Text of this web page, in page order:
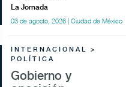
La Jornada
03 de agosto, 2026 | Ciudad de México
INTERNACIONAL >
POLÍTICA
Gobierno y